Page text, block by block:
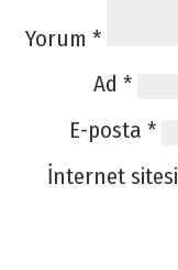
Yorum *
Ad *
E-posta *
İnternet sitesi